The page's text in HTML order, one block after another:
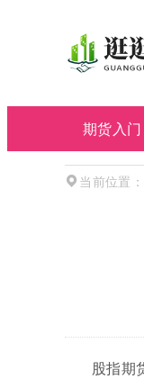
期货入门
当前位置：
股指期